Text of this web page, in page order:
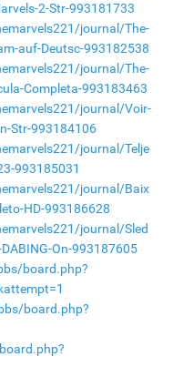
2-Str-993181733
journal/The-
auf-Deutsc-993182538
journal/The-
Completa-993183463
journal/Voir-
Str-993184106
journal/Telje
993185031
journal/Baix
HD-993186628
journal/Sled
On-993187605
board.php?
board.php?